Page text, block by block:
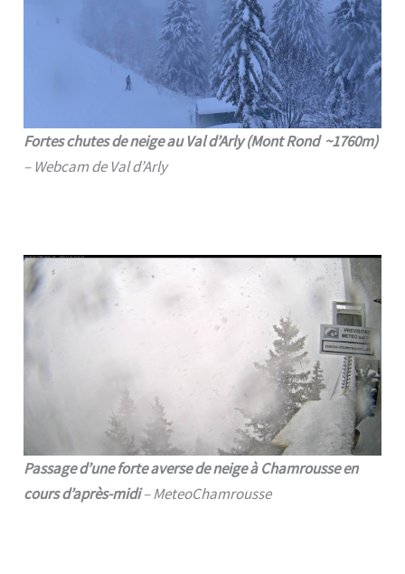
Fortes chutes de neige au Val d’Arly (Mont Rond ~1760m)
– Webcam de Val d’Arly
Passage d’une forte averse de neige à Chamrousse en
cours d’après-midi– MeteoChamrousse